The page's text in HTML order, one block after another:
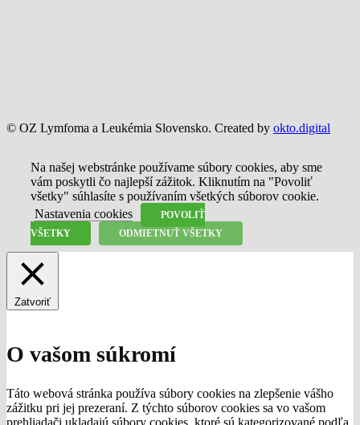
© OZ Lymfoma a Leukémia Slovensko. Created by okto.digital
Na našej webstránke používame súbory cookies, aby sme
vám poskytli čo najlepší zážitok. Kliknutím na "Povoliť
všetky" súhlasíte s používaním všetkých súborov cookie.
Nastavenia cookies
POVOLIŤ
VŠETKY
ODMIETNUŤ VŠETKY
Zatvoriť
O vašom súkromí
Táto webová stránka používa súbory cookies na zlepšenie vášho
zážitku pri jej prezeraní. Z týchto súborov cookies sa vo vašom
prehliadači ukladajú súbory cookies, ktoré sú kategorizované podľa